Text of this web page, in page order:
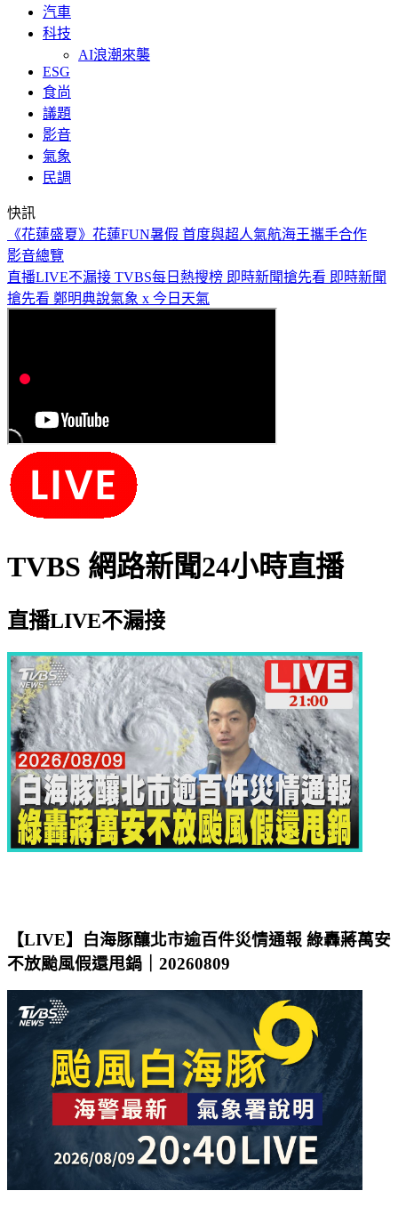
汽車
科技
AI浪潮來襲
ESG
食尚
議題
影音
氣象
民調
快訊
毒油風暴掀「換油潮」 2油種銷量狂飆破5成
影音總覽
直播LIVE不漏接 TVBS每日熱搜榜 即時新聞搶先看 即時新聞
搶先看 鄭明典說氣象 x 今日天氣
TVBS 網路新聞24小時直播
直播LIVE不漏接
【LIVE】白海豚釀北市逾百件災情通報 綠轟蔣萬安
不放颱風假還甩鍋｜20260809